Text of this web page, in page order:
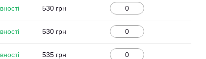
530 грн
530 грн
535 грн